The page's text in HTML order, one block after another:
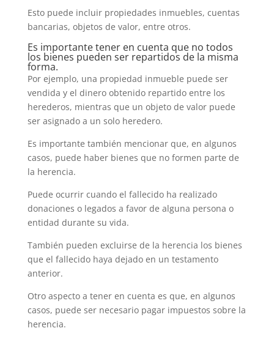
Esto puede incluir propiedades inmuebles, cuentas
bancarias, objetos de valor, entre otros.
Es importante tener en cuenta que no todos
los bienes pueden ser repartidos de la misma
forma.
Por ejemplo, una propiedad inmueble puede ser
vendida y el dinero obtenido repartido entre los
herederos, mientras que un objeto de valor puede
ser asignado a un solo heredero.
Es importante también mencionar que, en algunos
casos, puede haber bienes que no formen parte de
la herencia.
Puede ocurrir cuando el fallecido ha realizado
donaciones o legados a favor de alguna persona o
entidad durante su vida.
También pueden excluirse de la herencia los bienes
que el fallecido haya dejado en un testamento
anterior.
Otro aspecto a tener en cuenta es que, en algunos
casos, puede ser necesario pagar impuestos sobre la
herencia.